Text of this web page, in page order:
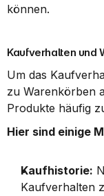
können.
Kaufverhalten und
Um das
zu Warenkörben
Produkte häufig
Hier sind einige
Kaufhistorie:
Kaufverhalten